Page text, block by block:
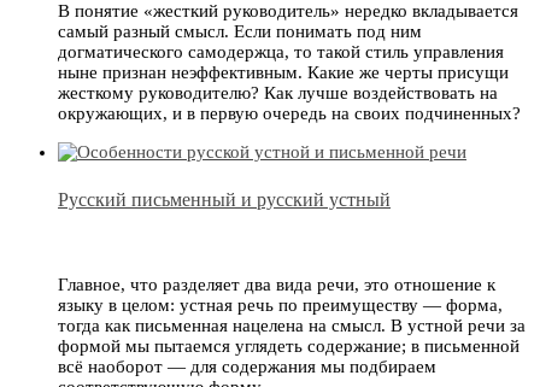
В понятие «жесткий руководитель» нередко вкладывается
самый разный смысл. Если понимать под ним
догматического самодержца, то такой стиль управления
ныне признан неэффективным. Какие же черты присущи
жесткому руководителю? Как лучше воздействовать на
окружающих, и в первую очередь на своих подчиненных?
Русский письменный и русский устный
Главное, что разделяет два вида речи, это отношение к
языку в целом: устная речь по преимуществу — форма,
тогда как письменная нацелена на смысл. В устной речи за
формой мы пытаемся углядеть содержание; в письменной
всё наоборот — для содержания мы подбираем